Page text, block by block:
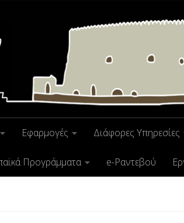
Εφαρμογές Διάφορες Υπηρεσίες
Προγράμματα e-Ραντεβού